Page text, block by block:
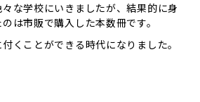
な学校にいきましたが、結果的に身
は市販で購入した本数冊です。
くことができる時代になりました。